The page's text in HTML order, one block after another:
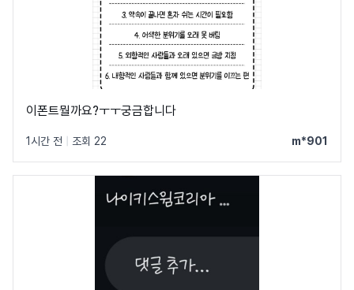
이폰트뭘까요?ㅜㅜ궁금합니다
1시간 전 조회 22 m*901